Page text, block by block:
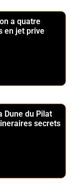
a quatre
en jet prive
Dune du Pilat
secrets